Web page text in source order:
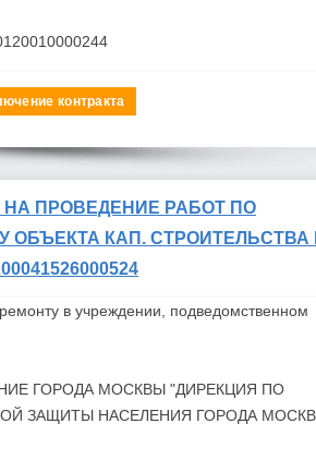
контракта
ПРОВЕДЕНИЕ РАБОТ ПО
ОБЪЕКТА КАП. СТРОИТЕЛЬСТВА
в учреждении, подведомственном
ГОРОДА МОСКВЫ "ДИРЕКЦИЯ ПО
ЗАЩИТЫ НАСЕЛЕНИЯ ГОРОДА